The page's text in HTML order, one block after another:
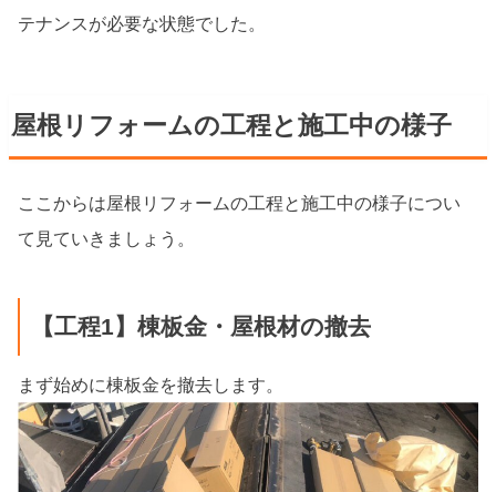
テナンスが必要な状態でした。
屋根リフォームの工程と施工中の様子
ここからは屋根リフォームの工程と施工中の様子につい
て見ていきましょう。
【工程1】棟板金・屋根材の撤去
まず始めに棟板金を撤去します。